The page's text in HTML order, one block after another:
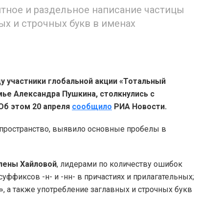
и раздельное написание частицы
и строчных букв в именах
участники глобальной акции «Тотальный
Александра Пушкина, столкнулись с
этом 20 апреля сообщило РИА Новости.
выявило основные пробелы в
Хайловой, лидерами по количеству ошибок
-н- и -нн- в причастиях и прилагательных;
а также употребление заглавных и строчных букв